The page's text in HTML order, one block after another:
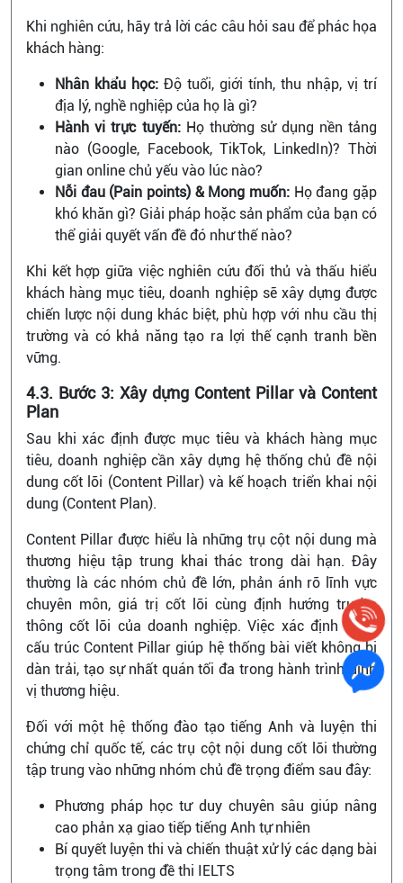
Khi nghiên cứu, hãy trả lời các câu hỏi sau để phác họa
khách hàng:
Nhân khẩu học: Độ tuổi, giới tính, thu nhập, vị trí
địa lý, nghề nghiệp của họ là gì?
Hành vi trực tuyến:Họ thường sử dụng nền tảng
nào (Google, Facebook, TikTok, LinkedIn)? Thời
gian online chủ yếu vào lúc nào?
Nỗi đau (Pain points) & Mong muốn: Họ đang gặp
khó khăn gì? Giải pháp hoặc sản phẩm của bạn có
thể giải quyết vấn đề đó như thế nào?
Khi kết hợp giữa việc nghiên cứu đối thủ và thấu hiểu
khách hàng mục tiêu, doanh nghiệp sẽ xây dựng được
chiến lược nội dung khác biệt, phù hợp với nhu cầu thị
trường và có khả năng tạo ra lợi thế cạnh tranh bền
vững.
4.3. Bước 3: Xây dựng Content Pillar và Content
Plan
Sau khi xác định được mục tiêu và khách hàng mục
tiêu, doanh nghiệp cần xây dựng hệ thống chủ đề nội
dung cốt lõi (Content Pillar) và kế hoạch triển khai nội
dung (Content Plan).
Content Pillar được hiểu là những trụ cột nội dung mà
thương hiệu tập trung khai thác trong dài hạn. Đây
thường là các nhóm chủ đề lớn, phản ánh rõ lĩnh vực
chuyên môn, giá trị cốt lõi cùng định hướng truyền
thông cốt lõi của doanh nghiệp. Việc xác định đúng
cấu trúc Content Pillar giúp hệ thống bài viết không bị
dàn trải, tạo sự nhất quán tối đa trong hành trình định
vị thương hiệu.
Đối với một hệ thống đào tạo tiếng Anh và luyện thi
chứng chỉ quốc tế, các trụ cột nội dung cốt lõi thường
tập trung vào những nhóm chủ đề trọng điểm sau đây:
Phương pháp học tư duy chuyên sâu giúp nâng
cao phản xạ giao tiếp tiếng Anh tự nhiên
Bí quyết luyện thi và chiến thuật xử lý các dạng bài
trọng tâm trong đề thi IELTS